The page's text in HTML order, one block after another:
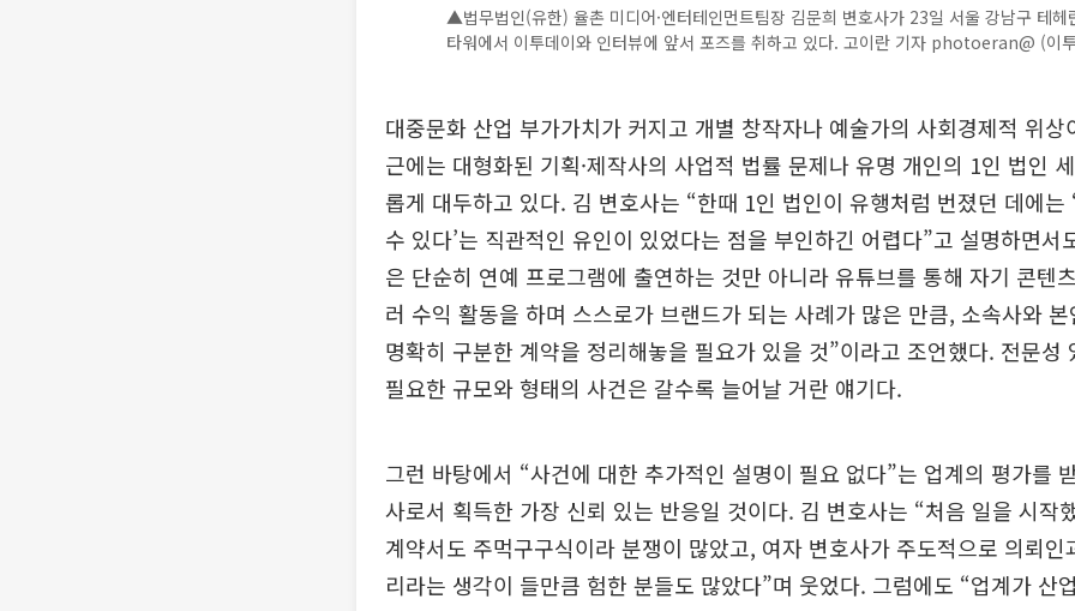
▲법무법인(유한) 율촌 미디어·엔터테인먼트팀장 김문희 변호사가 23일 서울 강남구 테헤
타워에서 이투데이와 인터뷰에 앞서 포즈를 취하고 있다. 고이란 기자 photoeran@ (이
대중문화 산업 부가가치가 커지고 개별 창작자나 예술가의 사회경제적 위상
근에는 대형화된 기획·제작사의 사업적 법률 문제나 유명 개인의 1인 법인
롭게 대두하고 있다. 김 변호사는 “한때 1인 법인이 유행처럼 번졌던 데에는
수 있다’는 직관적인 유인이 있었다는 점을 부인하긴 어렵다”고 설명하면서
은 단순히 연예 프로그램에 출연하는 것만 아니라 유튜브를 통해 자기 콘텐
러 수익 활동을 하며 스스로가 브랜드가 되는 사례가 많은 만큼, 소속사와
명확히 구분한 계약을 정리해놓을 필요가 있을 것”이라고 조언했다. 전문성
필요한 규모와 형태의 사건은 갈수록 늘어날 거란 얘기다.
그런 바탕에서 “사건에 대한 추가적인 설명이 필요 없다”는 업계의 평가를
사로서 획득한 가장 신뢰 있는 반응일 것이다. 김 변호사는 “처음 일을 시작
계약서도 주먹구구식이라 분쟁이 많았고, 여자 변호사가 주도적으로 의뢰인
리라는 생각이 들만큼 험한 분들도 많았다”며 웃었다. 그럼에도 “업계가 산